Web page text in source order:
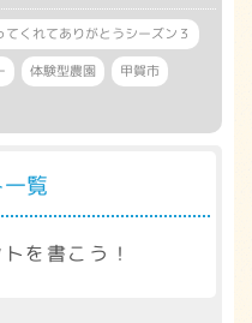
てくれてありがとうシーズン３
体験型農園
甲賀市
覧
を書こう！